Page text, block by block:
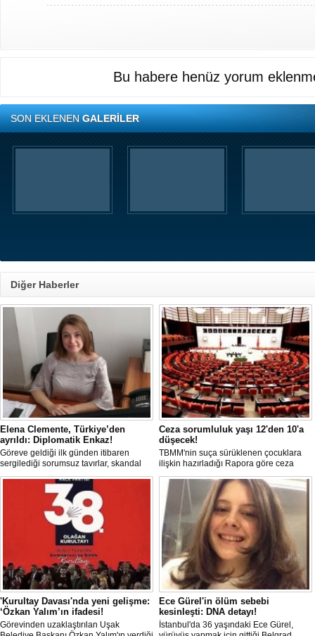
Bu habere henüz yorum
SON EKLENENGALERİLER
Diğer Haberler
Elena Clemente, Türkiye’den
ayrıldı: Diplomatik Enkaz!
Göreve geldiği ilk günden itibaren
sergilediği sorumsuz tavırlar, skandal
kararlar ve özellikle Türk öğrencilere
uyguladığı vize ambargosuyla tepkilerin
odağında olan İtalya’nın İstanbul
Başkonsolosu Elena Clemente’nin
Türkiye’deki görevi nihayet sona erdi.
Ceza sorumluluk yaşı 12'den 10'a
düşecek!
TBMM'nin suça sürüklenen çocuklara
ilişkin hazırladığı Rapora göre ceza
sorumluluğu yaşının; 12'den 10'a
düşürülmesi planlanıyor.
'Kurultay Davası'nda yeni gelişme:
‘Özkan Yalım’ın ifadesi!
Görevinden uzaklaştırılan Uşak
Ece Gürel'in ölüm sebebi
kesinleşti: DNA detayı!
İstanbul'da 36 yaşındaki Ece Gürel,